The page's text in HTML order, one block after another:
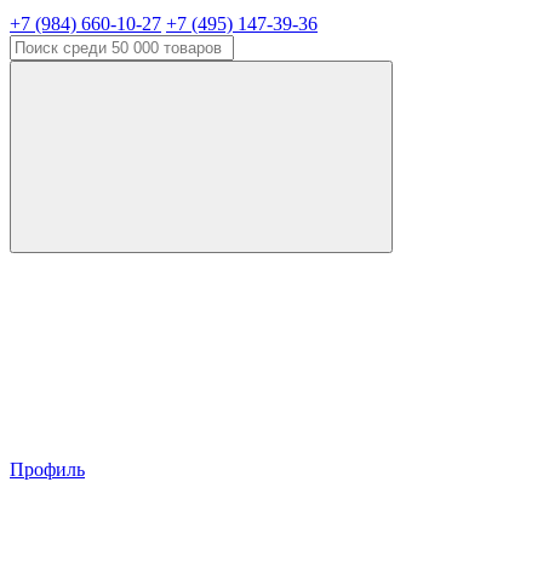
+7 (984) 660-10-27 +7 (495) 147-39-36
Профиль